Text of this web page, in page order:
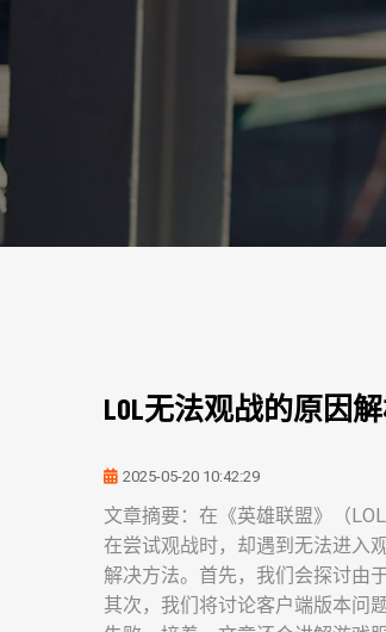
LOL无法观战的原因
2025-05-20 10:42:29
文章摘要：在《英雄联盟》（
在尝试观战时，却遇到无法进入
解决方法。首先，我们会探讨由
其次，我们将讨论客户端版本问